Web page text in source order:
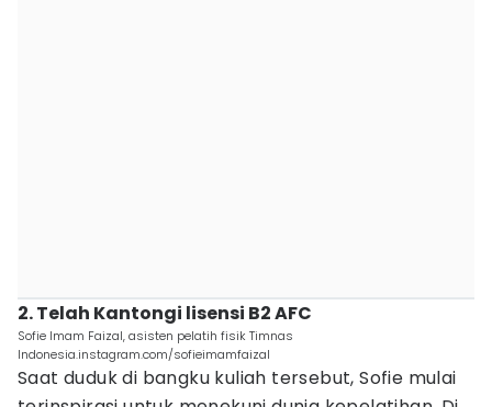
2. Telah Kantongi lisensi B2 AFC
Sofie Imam Faizal, asisten pelatih fisik Timnas
Indonesia.instagram.com/sofieimamfaizal
Saat duduk di bangku kuliah tersebut, Sofie mulai